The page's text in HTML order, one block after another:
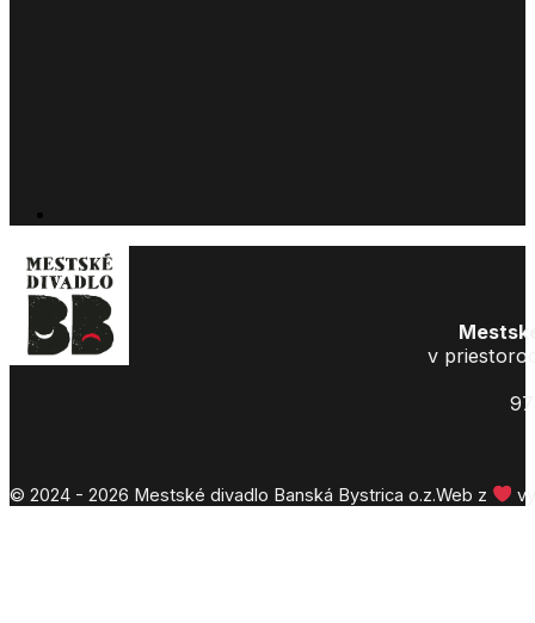
v
© 2024 - 2026 Mestské divadlo Banská Bystrica o.z.Web z